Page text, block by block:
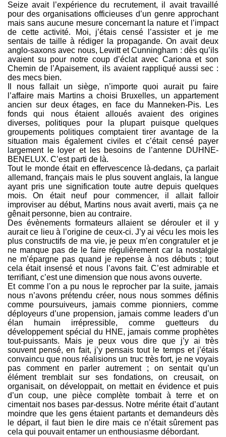
Seize avait l’expérience du recrutement, il avait travaillé
pour des organisations officieuses d’un genre approchant
mais sans aucune mesure concernant la nature et l’impact
de cette activité. Moi, j’étais censé l’assister et je me
sentais de taille à rédiger la propagande. On avait deux
anglo-saxons avec nous, Lewitt et Cunningham : dès qu’ils
avaient su pour notre coup d’éclat avec Cariona et son
Chemin de l’Apaisement, ils avaient rappliqué aussi sec :
des mecs bien.
Il nous fallait un siège, n’importe quoi aurait pu faire
l’affaire mais Martins a choisi Bruxelles, un appartement
ancien sur deux étages, en face du Manneken-Pis. Les
fonds qui nous étaient alloués avaient des origines
diverses, politiques pour la plupart puisque quelques
groupements politiques comptaient tirer avantage de la
situation mais également civiles et c’était censé payer
largement le loyer et les besoins de l’antenne DUHNE-
BENELUX. C’est parti de là.
Tout le monde était en effervescence là-dedans, ça parlait
allemand, français mais le plus souvent anglais, la langue
ayant pris une signification toute autre depuis quelques
mois. On était neuf pour commencer, il allait falloir
improviser au début, Martins nous avait averti, mais ça ne
gênait personne, bien au contraire.
Des évènements formateurs allaient se dérouler et il y
aurait ce lieu à l’origine de ceux-ci. J’y ai vécu les mois les
plus constructifs de ma vie, je peux m’en congratuler et je
ne manque pas de le faire régulièrement car la nostalgie
ne m’épargne pas quand je repense à nos débuts ; tout
cela était insensé et nous l’avons fait. C’est admirable et
terrifiant, c’est une dimension que nous avons ouverte.
Et comme l’on a pu nous le reprocher par la suite, jamais
nous n’avons prétendu créer, nous nous sommes définis
comme poursuiveurs, jamais comme pionniers, comme
déployeurs d’une propension, jamais comme leaders d’un
élan humain irrépressible, comme guetteurs du
développement spécial du HNE, jamais comme prophètes
tout-puissants. Mais je peux vous dire que j’y ai très
souvent pensé, en fait, j’y pensais tout le temps et j’étais
convaincu que nous réalisions un truc très fort, je ne voyais
pas comment en parler autrement ; on sentait qu’un
élément tremblait sur ses fondations, on creusait, on
organisait, on développait, on mettait en évidence et puis
d’un coup, une pièce complète tombait à terre et on
cimentait nos bases par-dessus. Notre mérite était d’autant
moindre que les gens étaient partants et demandeurs dès
le départ, il faut bien le dire mais ce n’était sûrement pas
cela qui pouvait entamer un enthousiasme débordant.